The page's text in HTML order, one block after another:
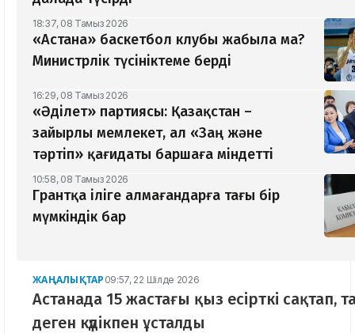
18:37, 08 Тамыз 2026
«Астана» баскетбол клубы жабыла ма?
Министрлік түсініктеме берді
16:29, 08 Тамыз 2026
«Әділет» партиясы: Қазақстан –
зайырлы мемлекет, ал «Заң және
тәртіп» қағидаты баршаға міндетті
10:58, 08 Тамыз 2026
Грантқа іліге алмағандарға тағы бір
мүмкіндік бар
ЖАҢАЛЫҚТАР 09:57, 22 Шілде 2026
Астанада 15 жастағы қыз есірткі сақтап,
деген күдікпен ұсталды